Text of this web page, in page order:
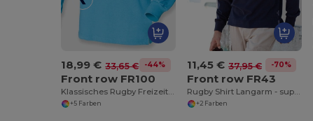
18,99 € 33,65 € -44%
Front row FR100
+5 Farben
11,45 € 37,95 € -70%
Front row FR43
+2 Farben